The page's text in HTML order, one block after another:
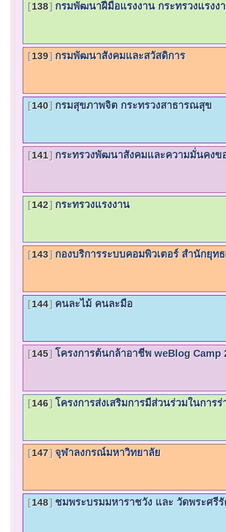
138 กรมพัฒนาฝีมือแรงงาน กระทรวงแรงง
139 กรมพัฒนาสังคมและสวัสดิการ
140 กรมสุขภาพจิต กระทรวงสาธารณสุข
141 กระทรวงพัฒนาสังคมและความมั่นคงข
142 กระทรวงแรงงาน
143 กองบริการระบบคอมพิวเตอร์ สำนักยุท
144 คนละไม้ คนละมือ
145 โครงการต้นกล้าอาชีพ weBlog Camp
146 โครงการส่งเสริมการมีส่วนร่วมในการ
147 จุฬาลงกรณ์มหาวิทยาลัย
148 ชมพระบรมมหาราชวัง และ วัดพระศรี